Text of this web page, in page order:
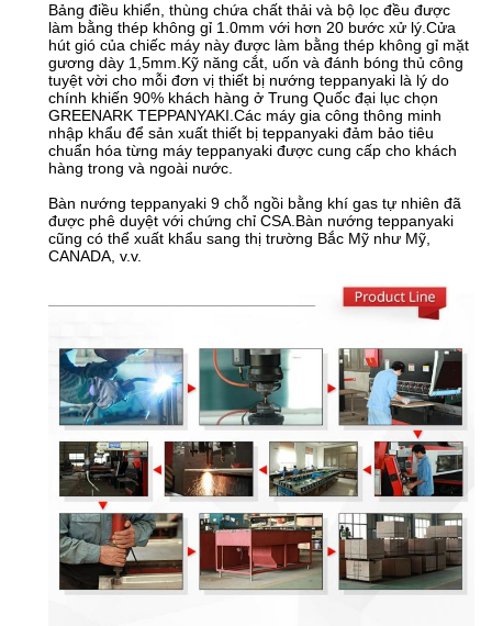
Bảng điều khiển, thùng chứa chất thải và bộ lọc đều được
làm bằng thép không gỉ 1.0mm với hơn 20 bước xử lý.Cửa
hút gió của chiếc máy này được làm bằng thép không gỉ mặt
gương dày 1,5mm.Kỹ năng cắt, uốn và đánh bóng thủ công
tuyệt vời cho mỗi đơn vị thiết bị nướng teppanyaki là lý do
chính khiến 90% khách hàng ở Trung Quốc đại lục chọn
GREENARK TEPPANYAKI.Các máy gia công thông minh
nhập khẩu để sản xuất thiết bị teppanyaki đảm bảo tiêu
chuẩn hóa từng máy teppanyaki được cung cấp cho khách
hàng trong và ngoài nước.
Bàn nướng teppanyaki 9 chỗ ngồi bằng khí gas tự nhiên đã
được phê duyệt với chứng chỉ CSA.Bàn nướng teppanyaki
cũng có thể xuất khẩu sang thị trường Bắc Mỹ như Mỹ,
CANADA, v.v.